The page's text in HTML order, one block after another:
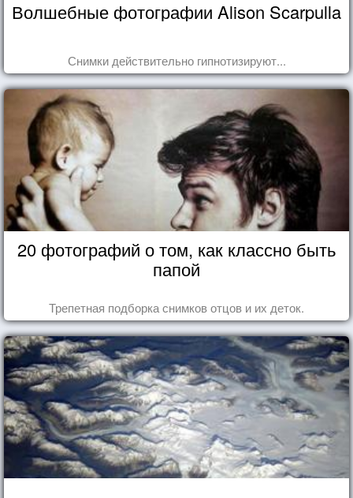
Волшебные фотографии Alison Scarpulla
Снимки действительно гипнотизируют...
20 фотографий о том, как классно быть
папой
Трепетная подборка снимков отцов и их деток.